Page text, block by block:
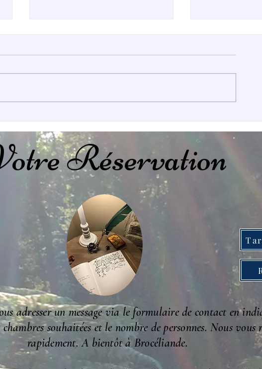
Immersion en forêt
fées 🌳
Réservation
adresser un message via le formulaire de contact en
souhaitées et le nombre de personnes. Nous vous
rapidement. A bientôt à Brocéliande.